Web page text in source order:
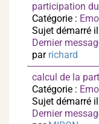
participation
Catégorie :
Sujet démarré
Dernier
par richard
calcul de la
Catégorie :
Sujet démarré
Dernier